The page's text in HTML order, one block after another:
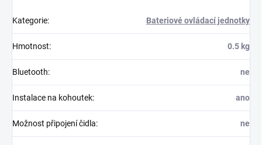
Kategorie: Bateriové ovládací jednotky
Hmotnost: 0.5 kg
Bluetooth: ne
Instalace na kohoutek: ano
Možnost připojení čidla: ne